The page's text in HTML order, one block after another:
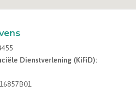
Dienstverlening (KiFiD):